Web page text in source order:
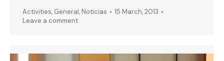
Activities, General, Noticias
15 March, 2013
Leave a comment